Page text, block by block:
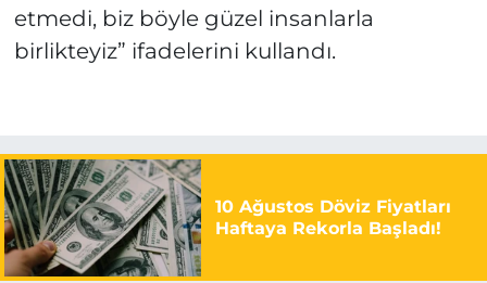
etmedi, biz böyle güzel insanlarla
birlikteyiz” ifadelerini kullandı.
10 Ağustos Döviz Fiyatları
Haftaya Rekorla Başladı!